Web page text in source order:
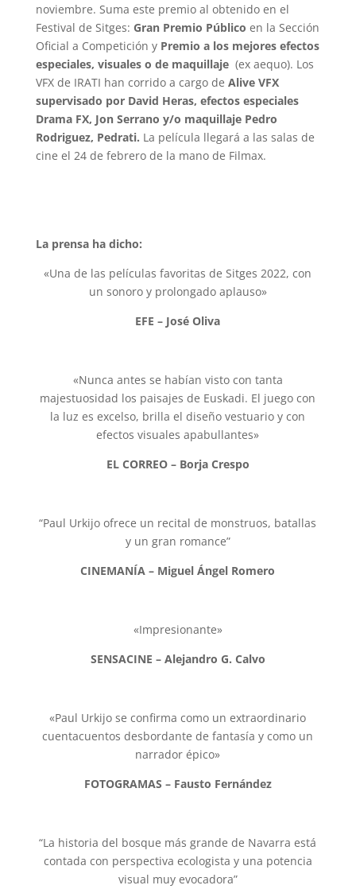
noviembre. Suma este premio al obtenido en el
Festival de Sitges: Gran Premio Público en la Sección
Oficial a Competición y Premio a los mejores efectos
especiales, visuales o de maquillaje(ex aequo). Los
VFX de IRATI han corrido a cargo de Alive VFX
supervisado por David Heras, efectos especiales
Drama FX, Jon Serrano y/o maquillaje Pedro
Rodriguez, Pedrati. La película llegará a las salas de
cine el 24 de febrero de la mano de Filmax.
La prensa ha dicho:
«Una de las películas favoritas de Sitges 2022, con
un sonoro y prolongado aplauso»
EFE – José Oliva
«Nunca antes se habían visto con tanta
majestuosidad los paisajes de Euskadi. El juego con
la luz es excelso, brilla el diseño vestuario y con
efectos visuales apabullantes»
EL CORREO – Borja Crespo
“Paul Urkijo ofrece un recital de monstruos, batallas
y un gran romance”
CINEMANÍA – Miguel Ángel Romero
«Impresionante»
SENSACINE – Alejandro G. Calvo
«Paul Urkijo se confirma como un extraordinario
cuentacuentos desbordante de fantasía y como un
narrador épico»
FOTOGRAMAS – Fausto Fernández
“La historia del bosque más grande de Navarra está
contada con perspectiva ecologista y una potencia
visual muy evocadora”